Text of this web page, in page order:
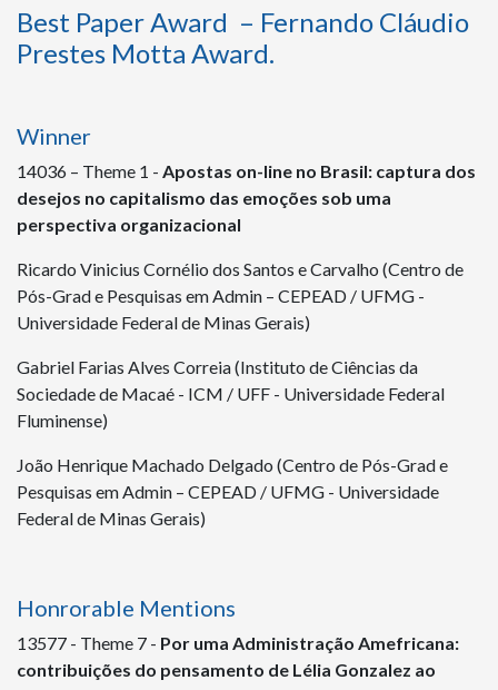
Best Paper Award – Fernando Cláudio
Prestes Motta Award.
Winner
14036 – Theme 1 - Apostas on-line no Brasil: captura dos
desejos no capitalismo das emoções sob uma
perspectiva organizacional
Ricardo Vinicius Cornélio dos Santos e Carvalho (Centro de
Pós-Grad e Pesquisas em Admin – CEPEAD / UFMG -
Universidade Federal de Minas Gerais)
Gabriel Farias Alves Correia (Instituto de Ciências da
Sociedade de Macaé - ICM / UFF - Universidade Federal
Fluminense)
João Henrique Machado Delgado (Centro de Pós-Grad e
Pesquisas em Admin – CEPEAD / UFMG - Universidade
Federal de Minas Gerais)
Honrorable Mentions
13577 - Theme 7 - Por uma Administração Amefricana:
contribuições do pensamento de Lélia Gonzalez ao